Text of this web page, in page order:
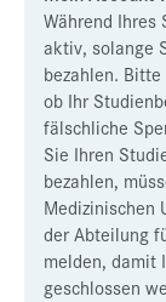
Während Ihres
aktiv, solange
bezahlen.
ob Ihr
fälschliche
Sie Ihren
bezahlen,
Medizinischen
der Abteilung
melden, damit
geschlossen